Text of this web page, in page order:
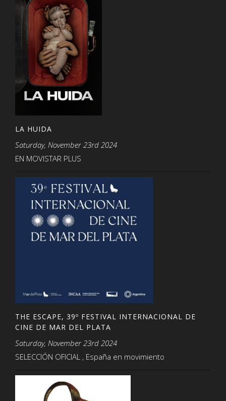
LA HUIDA
Saturday, November 23rd 2024
EN MOVISTAR PLUS
THE ESCAPE, 39º FESTIVAL INTERNACIONAL DE
CINE DE MAR DEL PLATA
Saturday, November 23rd 2024
SELECCIÓN OFICIAL , España en movimiento